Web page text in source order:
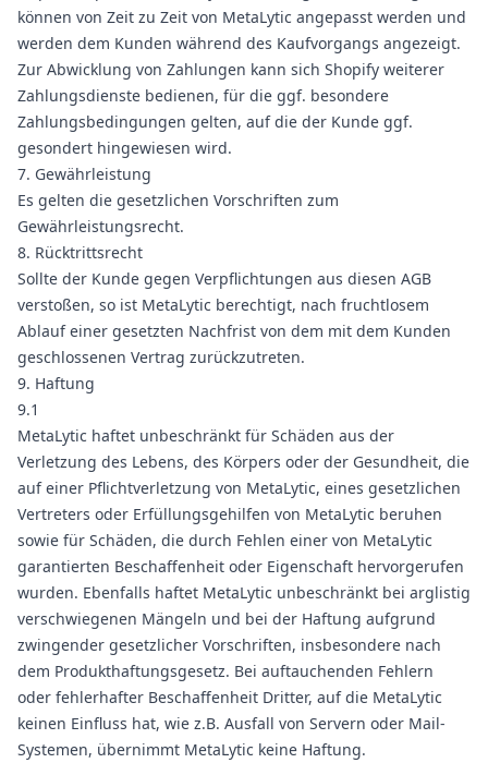
können von Zeit zu Zeit von MetaLytic angepasst werden und
werden dem Kunden während des Kaufvorgangs angezeigt.
Zur Abwicklung von Zahlungen kann sich Shopify weiterer
Zahlungsdienste bedienen, für die ggf. besondere
Zahlungsbedingungen gelten, auf die der Kunde ggf.
gesondert hingewiesen wird.
7. Gewährleistung
Es gelten die gesetzlichen Vorschriften zum
Gewährleistungsrecht.
8. Rücktrittsrecht
Sollte der Kunde gegen Verpflichtungen aus diesen AGB
verstoßen, so ist MetaLytic berechtigt, nach fruchtlosem
Ablauf einer gesetzten Nachfrist von dem mit dem Kunden
geschlossenen Vertrag zurückzutreten.
9. Haftung
9.1
MetaLytic haftet unbeschränkt für Schäden aus der
Verletzung des Lebens, des Körpers oder der Gesundheit, die
auf einer Pflichtverletzung von MetaLytic, eines gesetzlichen
Vertreters oder Erfüllungsgehilfen von MetaLytic beruhen
sowie für Schäden, die durch Fehlen einer von MetaLytic
garantierten Beschaffenheit oder Eigenschaft hervorgerufen
wurden. Ebenfalls haftet MetaLytic unbeschränkt bei arglistig
verschwiegenen Mängeln und bei der Haftung aufgrund
zwingender gesetzlicher Vorschriften, insbesondere nach
dem Produkthaftungsgesetz. Bei auftauchenden Fehlern
oder fehlerhafter Beschaffenheit Dritter, auf die MetaLytic
keinen Einfluss hat, wie z.B. Ausfall von Servern oder Mail-
Systemen, übernimmt MetaLytic keine Haftung.